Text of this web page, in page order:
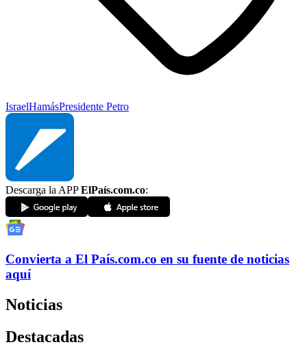
IsraelHamásPresidente Petro
Descarga la APPElPaís.com.co:
Convierta a El País.com.co en su fuente de noticias
aquí
Noticias
Destacadas